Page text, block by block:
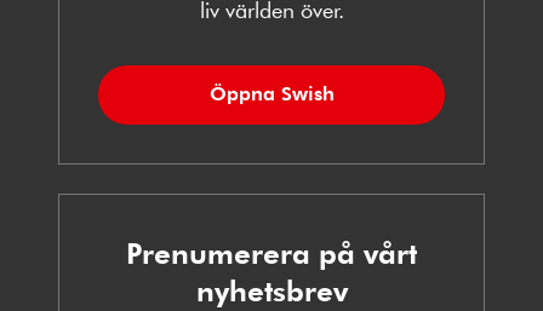
liv världen över.
Öppna Swish
Prenumerera på vårt
nyhetsbrev